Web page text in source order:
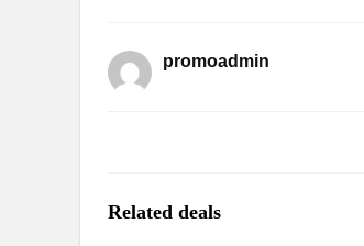
promoadmin
Related deals